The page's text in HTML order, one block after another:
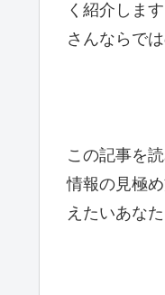
く紹介しま
さんならで
この記事を
情報の見極
えたいあな